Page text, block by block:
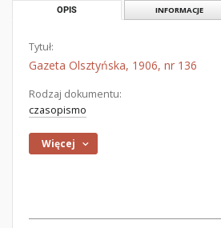
OPIS INFORMACJE
Tytuł:
Gazeta Olsztyńska, 1906, nr 136
Rodzaj dokumentu:
czasopismo
Więcej